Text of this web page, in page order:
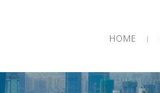
HOME ㅣ